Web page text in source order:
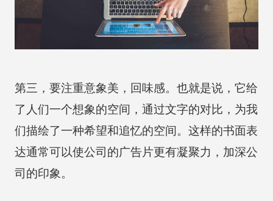
第三，要注重意象美，回味感。也就是说，它给
了人们一个想象的空间，通过文字的对比，为我
们描绘了一种希望和追忆的空间。这样的书面表
达通常可以使公司的广告片更有凝聚力，加深公
司的印象。